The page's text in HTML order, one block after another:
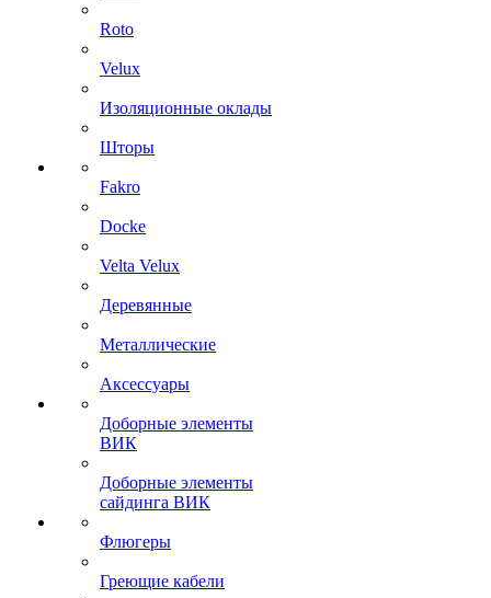
Roto
Velux
Изоляционные оклады
Шторы
Fakro
Docke
Velta Velux
Деревянные
Металлические
Аксессуары
Доборные элементы
ВИК
Доборные элементы
сайдинга ВИК
Флюгеры
Греющие кабели